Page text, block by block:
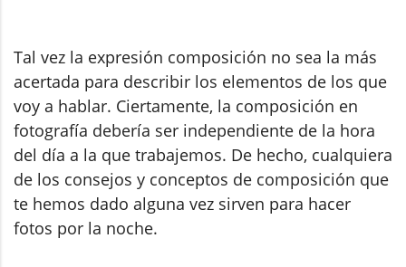
Tal vez la expresión composición no sea la más
acertada para describir los elementos de los que
voy a hablar. Ciertamente, la composición en
fotografía debería ser independiente de la hora
del día a la que trabajemos. De hecho, cualquiera
de los consejos y conceptos de composición que
te hemos dado alguna vez sirven para hacer
fotos por la noche.